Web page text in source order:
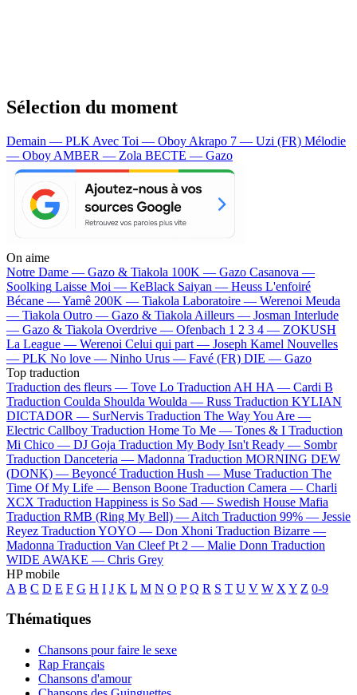
Sélection du moment
Demain — PLK Avec Toi — Oboy Akrapo 7 — Uzi (FR) Mélodie
— Oboy AMBER — Zola BECTE — Gazo
On aime
Notre Dame — Gazo & Tiakola 100K — Gazo Casanova —
Soolking Laisse Moi — KeBlack Saiyan — Heuss L'enfoiré
Bécane —Yamê 200K — Tiakola Laboratoire — Werenoi Meuda
— Tiakola Outro — Gazo & Tiakola Ailleurs — Josman Interlude
— Gazo & Tiakola Overdrive — Ofenbach 1 2 3 4 — ZOKUSH
La League — Werenoi Celui qui part — Joseph Kamel Nouvelles
— PLK No love — Ninho Urus — Favé (FR) DIE — Gazo
Top traduction
Traduction des fleurs — Tove Lo Traduction AH HA — Cardi B
Traduction Coulda Shoulda Woulda — Russ Traduction KYLIAN
DICTADOR — SurNervis Traduction The Way You Are —
Electric Callboy Traduction Home To Me — Tones & I Traduction
Mi Chico — DJ Goja Traduction My Body Isn't Ready — Sombr
Traduction Danceteria — Madonna Traduction MORNING DEW
(DONK) — Beyoncé Traduction Hush — Muse Traduction The
Time Of My Life — Benson Boone Traduction Camera — Charli
XCX Traduction Happiness is So Sad — Swedish House Mafia
Traduction RMB (Ring My Bell) — Aitch Traduction 99% — Jessie
Reyez Traduction YOYO — Don Xhoni Traduction Bizarre —
Madonna Traduction Van Cleef Pt 2 — Malie Donn Traduction
WIDE AWAKE — Chris Grey
HP mobile
A B C D E F G H I J K L M N O P Q R S T U V W X Y Z 0-9
Thématiques
Chansons pour faire le sexe
Rap Français
Chansons d'amour